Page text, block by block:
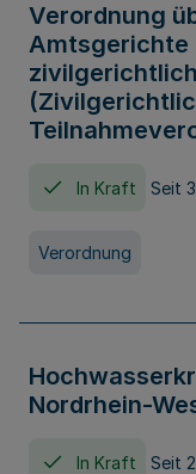
Verordnung
Amtsgerichte
In Kraft Seit
Verordnung
Nordrhein-
In Kraft Seit